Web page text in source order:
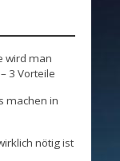
wird man
3 Vorteile
machen in
nötig ist